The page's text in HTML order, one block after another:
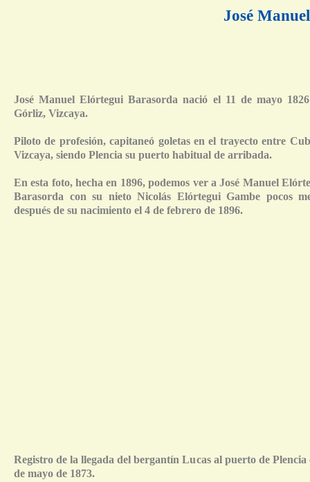
José
José Manuel Elórtegui Barasorda nació el 11 de mayo
Górliz, Vizcaya.
Piloto de profesión, capitaneó goletas en el trayecto entre
Vizcaya, siendo Plencia su puerto habitual de arribada.
En esta foto, hecha en 1896, podemos ver a José Manuel
Barasorda con su nieto Nicolás Elórtegui Gambe pocos
después de su nacimiento el 4 de febrero de 1896.
Registro de la llegada del bergantín Lucas al puerto de Plencia
de mayo de 1873.